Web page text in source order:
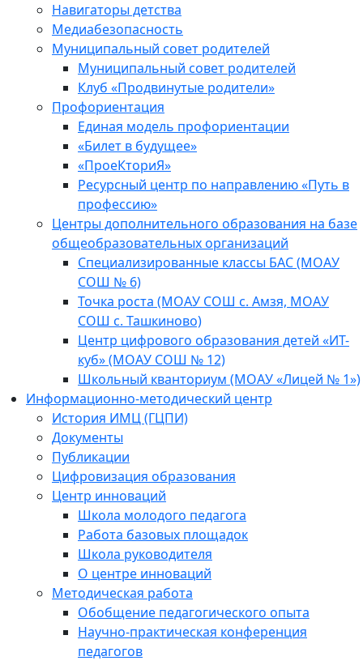
Навигаторы детства
Медиабезопасность
Мyниципальный совет родителей
Муниципальный совет родителей
Клуб «Продвинутые родители»
Профориентация
Единая модель профориентации
«Билет в будущее»
«ПроеКториЯ»
Ресурсный центр по направлению «Путь в
профессию»
Центры дополнительного образования на базе
общеобразовательных организаций
Специализированные классы БАС (МОАУ
СОШ № 6)
Точка роста (МОАУ СОШ с. Амзя, МОАУ
СОШ с. Ташкиново)
Центр цифрового образования детей «ИТ-
куб» (МОАУ СОШ № 12)
Школьный кванториум (МОАУ «Лицей № 1»)
Информационно-методический центр
История ИМЦ (ГЦПИ)
Документы
Публикации
Цифровизация образования
Центр инноваций
Школа молодого педагога
Работа базовых площадок
Школа руководителя
О центре инноваций
Методическая работа
Обобщение педагогического опыта
Научно-практическая конференция
педагогов